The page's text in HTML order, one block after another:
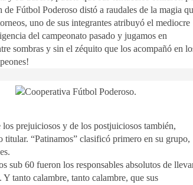
Fútbol Poderoso distó a raudales de la magia
uno de sus integrantes atribuyó el mediocre
del campeonato pasado y jugamos en
sombras y sin el zéquito que los acompañó en
prejuiciosos y de los postjuiciosos también,
“Patinamos” clasificó primero en su grupo,
sub 60 fueron los responsables absolutos de
tanto calambre, tanto calambre, que sus